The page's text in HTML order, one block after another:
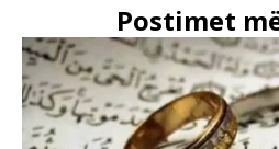
Postimet